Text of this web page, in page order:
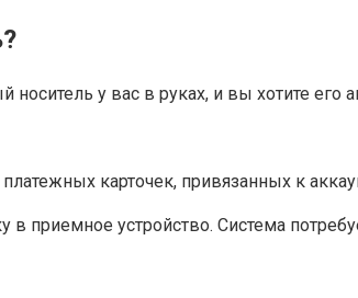
носитель у вас в руках, и вы хотите
карточек, привязанных к
в приемное устройство. Система